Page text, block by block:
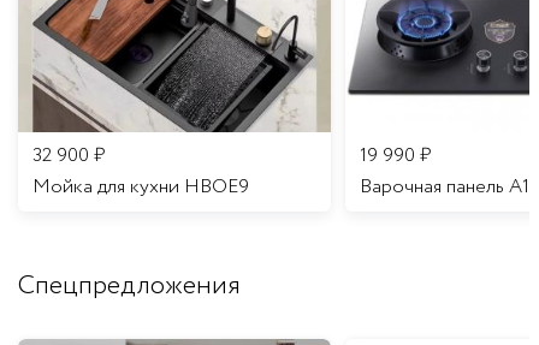
32 900 ₽
Мойка для кухни HBOE9
19 990 ₽
Варочная панель A16
Спецпредложения